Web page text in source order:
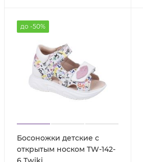
до -50%
Босоножки детские с
открытым носком TW-142-